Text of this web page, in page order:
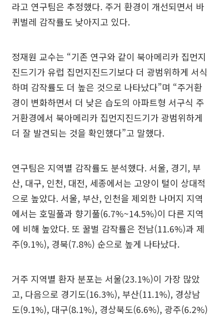
라고 연구팀은 추정했다. 주거 환경이 개선되면서 바
퀴벌레 감작률도 낮아지고 있다.
정재원 교수는 “기존 연구와 같이 북아메리카 집먼지
진드기가 유럽 집먼지진드기보다 더 광범위하게 서식
하며 감작률도 더 높은 것으로 나타났다”며 “주거환
경이 변화하면서 더 낮은 습도의 아파트형 서구식 주
거환경에서 북아메리카 집먼지진드기가 광범위하게
더 잘 발견되는 것을 확인했다”고 말했다.
연구팀은 지역별 감작률도 분석했다. 서울, 경기, 부
산, 대구, 인천, 대전, 세종에서는 고양이 털이 상대적
으로 높았다. 서울, 부산, 인천을 제외한 나머지 지역
에서는 호밀풀과 향기풀(6.7%~14.5%)이 다른 지역
에 비해 높았다. 또 꿀벌 감작률은 전남(11.6%)과 제
주(9.1%), 경북(7.8%) 순으로 높게 나타났다.
거주 지역별 환자 분포는 서울(23.1%)이 가장 많았
고, 다음으로 경기도(16.3%), 부산(11.1%), 경상남
도(9.1%), 대구(8.1%), 경상북도(6.6%), 광주(6.2%)